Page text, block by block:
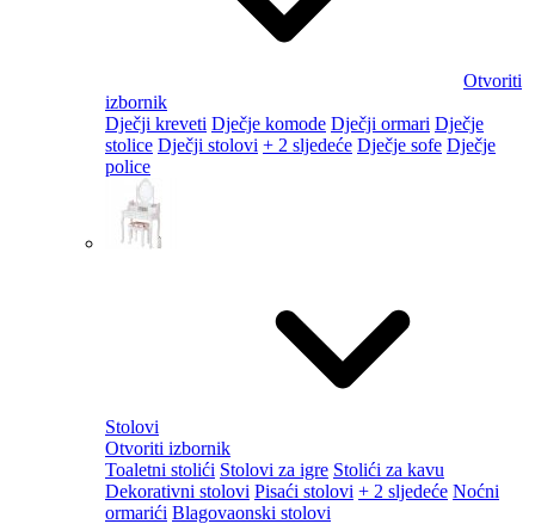
Otvoriti
izbornik
Dječji kreveti Dječje komode Dječji ormari Dječje
stolice Dječji stolovi + 2 sljedeće Dječje sofe Dječje
police
Stolovi
Otvoriti izbornik
Toaletni stolići Stolovi za igre Stolići za kavu
Dekorativni stolovi Pisaći stolovi + 2 sljedeće Noćni
ormarići Blagovaonski stolovi